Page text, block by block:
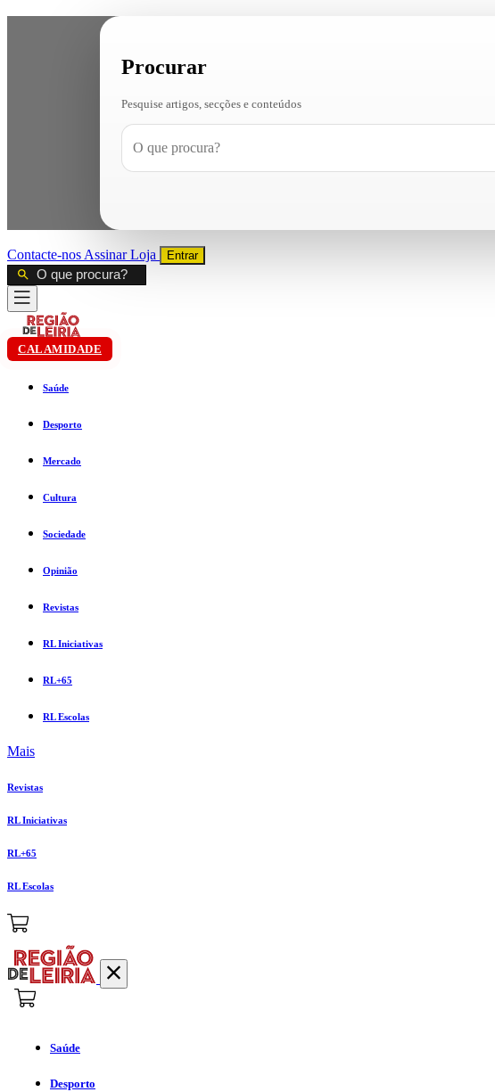
Procurar
Pesquise artigos, secções e conteúdos
Contacte-nos AssinarLoja Entrar
CALAMIDADE
Saúde
Desporto
Mercado
Cultura
Sociedade
Opinião
Revistas
RL Iniciativas
RL+65
RL Escolas
Mais
Revistas
RL Iniciativas
RL+65
RL Escolas
Saúde
Desporto